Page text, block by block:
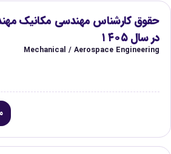
حقوق کارشناس مهندسی مکانیک
در سال ۱۴۰۵
Mechanical / Aerospace Engineering